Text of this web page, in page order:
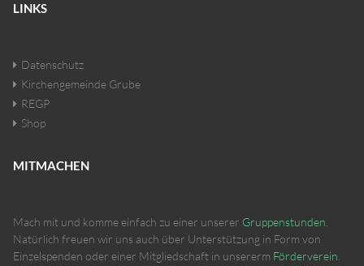
LINKS
Datenschutz
Kirchengemeinde Grube
REGP
Shop
MITMACHEN
Mach mit und komme einfach zu einer unserer Gruppenstunden
Natürlich freuen wir uns auch über Unterstützung in Form von
Einzelspenden oder einer Mitgliedschaft in unsererm Förderverein